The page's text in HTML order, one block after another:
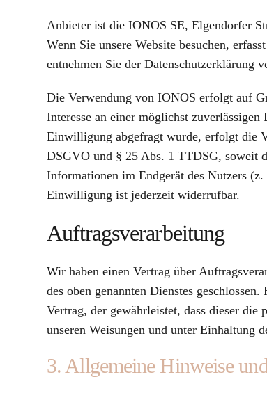
Anbieter ist die IONOS SE, Elgendorfer
Wenn Sie unsere Website besuchen,
entnehmen Sie der Datenschutzerklärung
Die Verwendung von IONOS erfolgt auf
Interesse an einer möglichst
Einwilligung abgefragt wurde, erfolgt die
DSGVO und § 25 Abs. 1 TTDSG, soweit
Informationen im Endgerät des Nutzers
Einwilligung ist jederzeit widerrufbar.
Auftragsverarbeitung
Wir haben einen Vertrag über
des oben genannten Dienstes
Vertrag, der gewährleistet, dass dieser die
unseren Weisungen und unter Einhaltung
3. Allgemeine Hinweise